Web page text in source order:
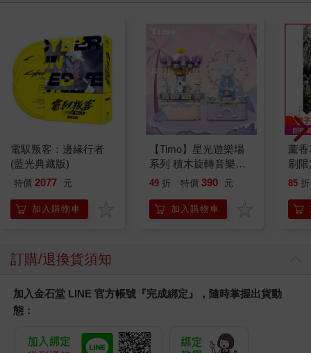
電馭叛客：邊緣行者
(藍光典藏版)
特價 2077 元
加入購物車
【Timo】星光遊樂場
系列 積木旋轉音樂盒
禮物
49 折 特價 390 元
加入購物車
薰
刷
85 折
訂購/退換貨須知
加入金石堂 LINE 官方帳號『完成綁定』，隨時掌握出貨動
態：